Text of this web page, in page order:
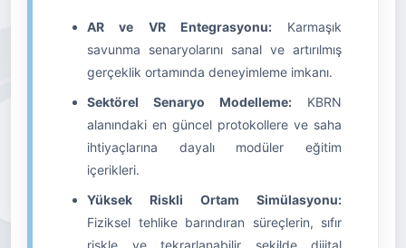
AR ve VR Entegrasyonu:Karmaşık
savunma senaryolarını sanal ve artırılmış
gerçeklik ortamında deneyimleme imkanı.
Sektörel Senaryo Modelleme: KBRN
alanındaki en güncel protokollere ve saha
ihtiyaçlarına dayalı modüler eğitim
içerikleri.
Yüksek Riskli Ortam Simülasyonu:
Fiziksel tehlike barındıran süreçlerin, sıfır
riskle ve tekrarlanabilir şekilde dijital